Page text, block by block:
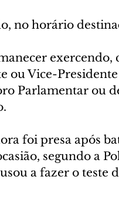
no horário
exercendo,
ou Vice-
Parlamentar ou
foi presa após
segundo a
a fazer o teste